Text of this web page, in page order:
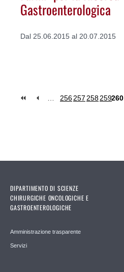
Gastroenterologica
Dal 25.06.2015 al 20.07.2015
256257 258259260
DIPARTIMENTO DI SCIENZE
CHIRURGICHE ONCOLOGICHE E
GASTROENTEROLOGICHE
Amministrazione trasparente
Servizi